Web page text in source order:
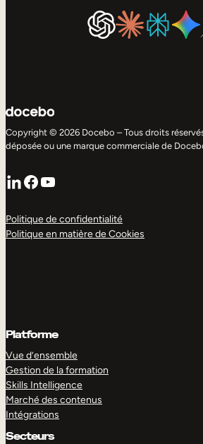
Copyright © 2026 Docebo – Tous droits
déposée ou une marque commerciale de
LinkedIn
Facebook
YouTube
Politique de confidentialité
Politique en matière de Cookies
Platforme
Vue d’ensemble
Gestion de la formation
Skills Intelligence
Marché des contenus
Intégrations
Secteurs